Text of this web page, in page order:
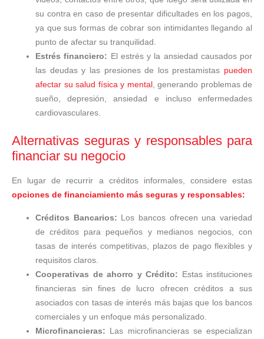
su contra en caso de presentar dificultades en los pagos,
ya que sus formas de cobrar son intimidantes llegando al
punto de afectar su tranquilidad.
Estrés financiero: El estrés y la ansiedad causados por
las deudas y las presiones de los prestamistas pueden
afectar su salud física y mental, generando problemas de
sueño, depresión, ansiedad e incluso enfermedades
cardiovasculares.
Alternativas seguras y responsables para
financiar su negocio
En lugar de recurrir a créditos informales, considere estas
opciones de financiamiento más seguras y responsables:
Créditos Bancarios: Los bancos ofrecen una variedad
de créditos para pequeños y medianos negocios, con
tasas de interés competitivas, plazos de pago flexibles y
requisitos claros.
Cooperativas de ahorro y Crédito: Estas instituciones
financieras sin fines de lucro ofrecen créditos a sus
asociados con tasas de interés más bajas que los bancos
comerciales y un enfoque más personalizado.
Microfinancieras: Las microfinancieras se especializan